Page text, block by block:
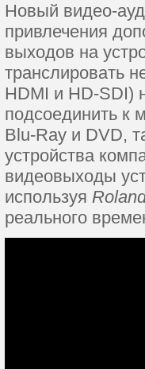
Новый видео-
привлечения
выходов на
транслировать
HDMI и HD-SDI)
подсоединить к
Blu-Ray и DVD,
устройства
видеовыходы
используя
реального